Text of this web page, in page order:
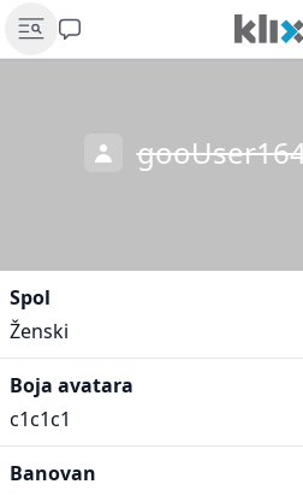
Spol
Ženski
Boja avatara
c1c1c1
Banovan